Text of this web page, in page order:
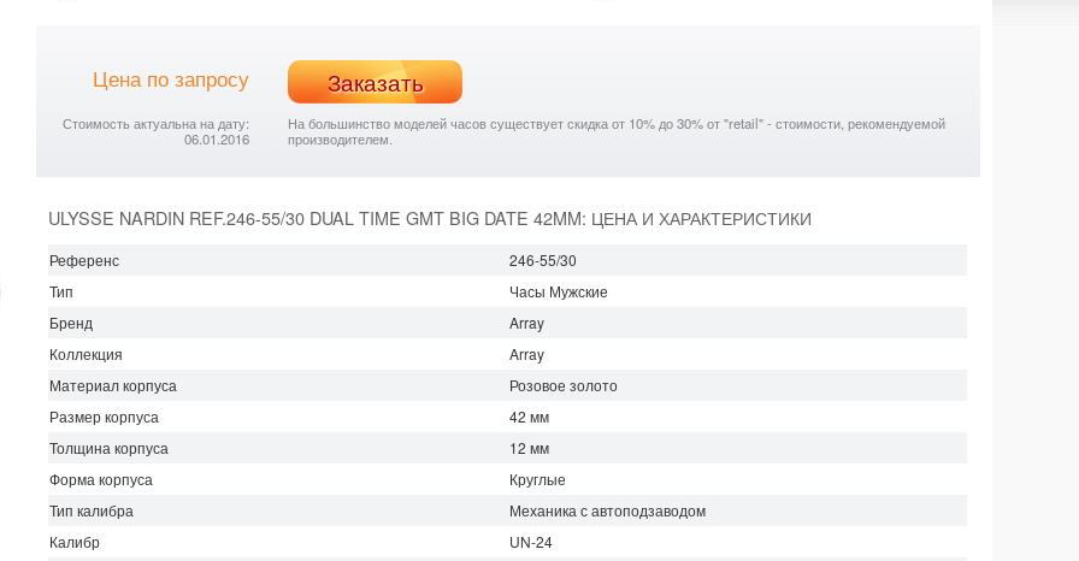
Цена по запросу Заказать
Стоимость актуальна на дату:
06.01.2016
На большинство моделей часов существует скидка от 10% до 30% от "retail" - стоимости, рекомендуемой
производителем.
ULYSSE NARDIN REF.246-55/30 DUAL TIME GMT BIG DATE 42MM: ЦЕНА И ХАРАКТЕРИСТИКИ
Референс
246-55/30
Тип
Часы Мужские
Бренд
Array
Коллекция
Array
Материал корпуса
Розовое золото
Размер корпуса
42 мм
Толщина корпуса
12 мм
Форма корпуса
Круглые
Тип калибра
Механика с автоподзаводом
Калибр
UN-24